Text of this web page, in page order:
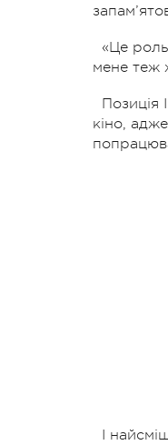
«Це
мене теж
Позиція
кіно,
І